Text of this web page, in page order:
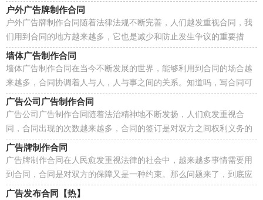
规的合同书怎么写吗？以下是小编为大家整理的热门...
户外广告牌制作合同
户外广告牌制作合同随着法律法规不断完善，人们越发重视合同，我
们用到合同的地方越来越多，它也是减少和防止发生争议的重要措
施。那么相关的合同到底怎么写呢？以下是小编为大家整...
墙体广告制作合同
墙体广告制作合同在当今不断发展的世界，能够利用到合同的场合越
来越多，合同协调着人与人，人与事之间的关系。知道吗，写合同可
是有方法的哦，以下是小编帮大家整理的墙体广告制作合...
广告公司广告制作合同
广告公司广告制作合同随着法治精神地不断发扬，人们愈发重视合
同，合同出现的次数越来越多，合同的签订是对双方之间权利义务的
最好规范。拟定合同的注意事项有许多，你确定会写吗？以...
广告牌制作合同
广告牌制作合同在人民愈发重视法律的社会中，越来越多事情需要用
到合同，合同是对双方的保障又是一种约束。那么问题来了，到底应
如何拟定合同呢？以下是小编为大家收集的广告牌制作...
广告发布合同【热】